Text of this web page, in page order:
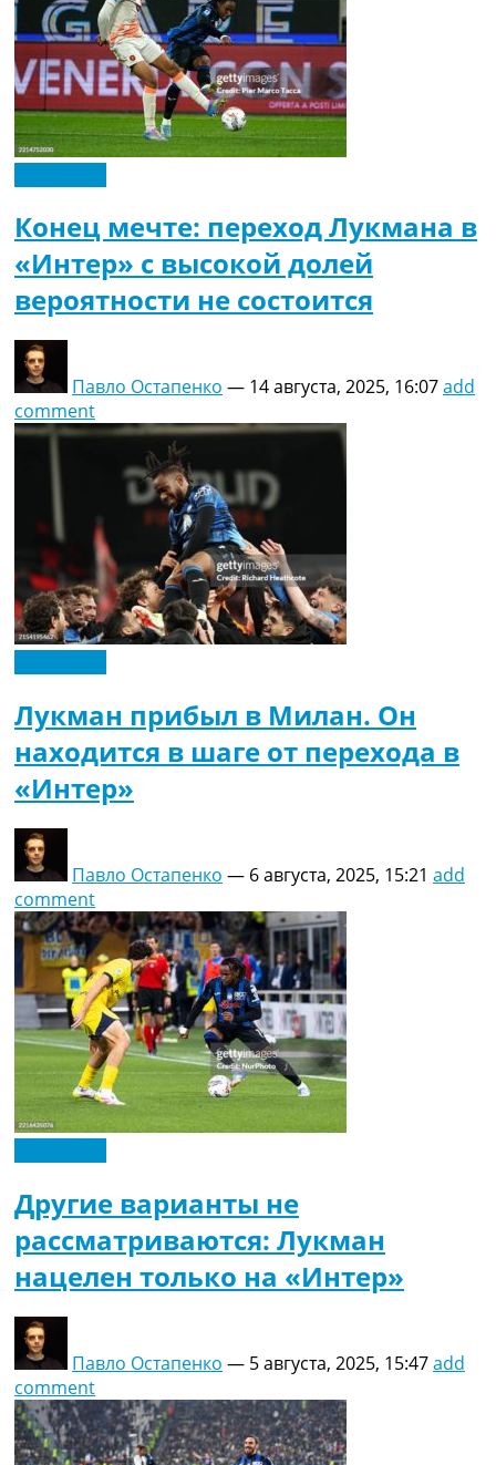
Конец мечте: переход Лукмана в
«Интер» с высокой долей
вероятности не состоится
Павло Остапенко — 14 августа, 2025, 16:07add
comment
Лукман прибыл в Милан. Он
находится в шаге от перехода в
«Интер»
Павло Остапенко — 6 августа, 2025, 15:21 add
comment
Другие варианты не
рассматриваются: Лукман
нацелен только на «Интер»
Павло Остапенко — 5 августа, 2025, 15:47add
comment